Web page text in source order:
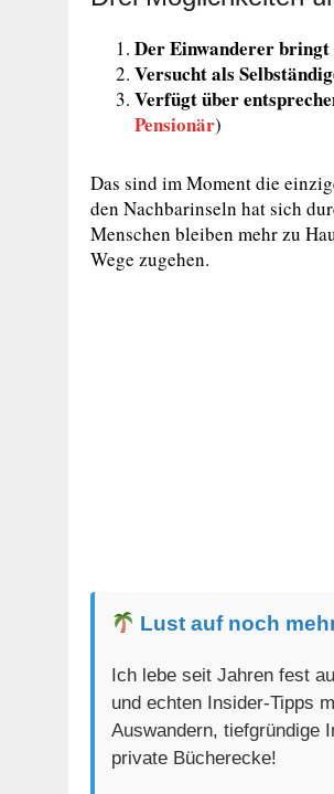
Der Einwanderer
Versucht als
Verfügt über
Pensionär)
Das sind im Moment die
den Nachbarinseln hat sich
Menschen bleiben mehr zu
Wege zugehen.
Lust auf noch
Ich lebe seit Jahren fest
und echten Insider-Tipps
Auswandern, tiefgründige
private Bücherecke!